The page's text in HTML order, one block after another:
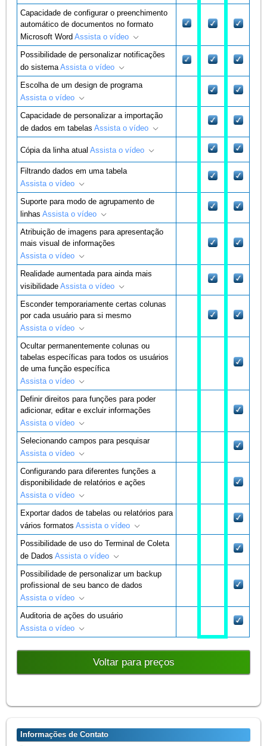
Capacidade de configurar o preenchimento
automático de documentos no formato
Microsoft WordAssista o vídeo
Possibilidade de personalizar notificações
do sistemaAssista o vídeo
Escolha de um design de programa
Assista o vídeo
Capacidade de personalizar a importação
de dados em tabelasAssista o vídeo
Cópia da linha atualAssista o vídeo
Filtrando dados em uma tabela
Assista o vídeo
Suporte para modo de agrupamento de
linhasAssista o vídeo
Atribuição de imagens para apresentação
mais visual de informações
Assista o vídeo
Realidade aumentada para ainda mais
visibilidadeAssista o vídeo
Esconder temporariamente certas colunas
por cada usuário para si mesmo
Assista o vídeo
Ocultar permanentemente colunas ou
tabelas específicas para todos os usuários
de uma função específica
Assista o vídeo
Definir direitos para funções para poder
adicionar, editar e excluir informações
Assista o vídeo
Selecionando campos para pesquisar
Assista o vídeo
Configurando para diferentes funções a
disponibilidade de relatórios e ações
Assista o vídeo
Exportar dados de tabelas ou relatórios para
vários formatosAssista o vídeo
Possibilidade de uso do Terminal de Coleta
de DadosAssista o vídeo
Possibilidade de personalizar um backup
profissional de seu banco de dados
Assista o vídeo
Auditoria de ações do usuário
Assista o vídeo
Voltar para preços
Informações de Contato